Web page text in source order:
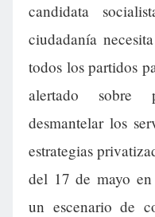
candidata
ciudadanía
todos los partidos
alertado sobre
desmantelar los
estrategias
del 17 de mayo
un escenario de